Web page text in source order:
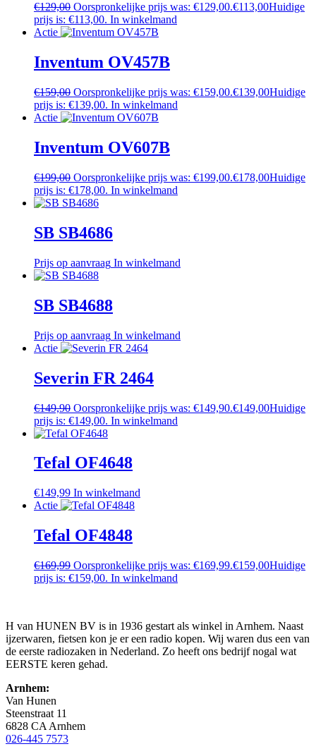
€129,00 Oorspronkelijke prijs was: €129,00.€113,00Huidige
prijs is: €113,00. In winkelmand
Actie
Inventum OV457B
€159,00 Oorspronkelijke prijs was: €159,00.€139,00Huidige
prijs is: €139,00. In winkelmand
Actie
Inventum OV607B
€199,00 Oorspronkelijke prijs was: €199,00.€178,00Huidige
prijs is: €178,00. In winkelmand
SB SB4686
Prijs op aanvraag In winkelmand
SB SB4688
Prijs op aanvraag In winkelmand
Actie
Severin FR 2464
€149,90 Oorspronkelijke prijs was: €149,90.€149,00Huidige
prijs is: €149,00. In winkelmand
Tefal OF4648
€149,99 In winkelmand
Actie
Tefal OF4848
€169,99 Oorspronkelijke prijs was: €169,99.€159,00Huidige
prijs is: €159,00. In winkelmand
H van HUNEN BV is in 1936 gestart als winkel in Arnhem. Naast
ijzerwaren, fietsen kon je er een radio kopen. Wij waren dus een van
de eerste radiozaken in Nederland. Zo heeft ons bedrijf nogal wat
EERSTE keren gehad.
Arnhem:
Van Hunen
Steenstraat 11
6828 CA Arnhem
026-445 7573